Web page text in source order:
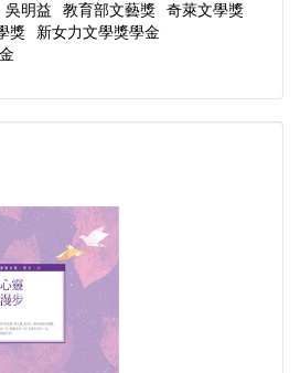
呢喃問出原因，只知道她一直
來接她回家。
死前都遺忘我的人。她在離開
，說下次去看她時記得帶百合
。媽媽總是忘了我的存在，就
一樣。為她穿壽衣時，我將眼
這樣她就走不開了，我希望她
。
獎助學金
（新詩）
書年代誌》（書評）
author/167）
吳明益 教育部文藝獎
奇萊文學獎
獎
新女力文學獎學金